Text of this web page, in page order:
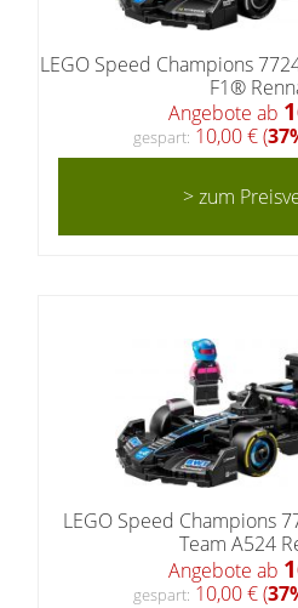
LEGO Speed Champions
F1®
Angebote ab
gespart: 10,00 € (
> zum
LEGO Speed Champions
Team A524
Angebote ab
gespart: 10,00 € (